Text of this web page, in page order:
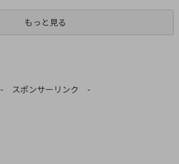
もっと見る
- スポンサーリンク -